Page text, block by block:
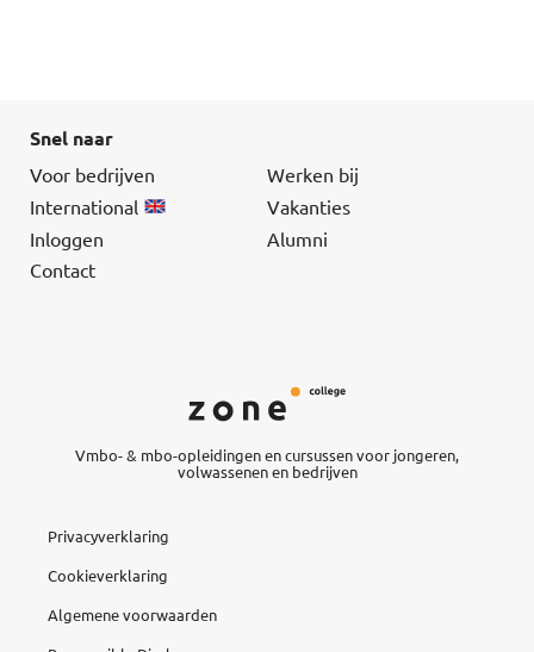
Snel naar
Voor bedrijven
Werken bij
International
Vakanties
Inloggen
Alumni
Contact
Vmbo- & mbo-opleidingen en cursussen voor jongeren,
volwassenen en bedrijven
Privacyverklaring
Cookieverklaring
Algemene voorwaarden